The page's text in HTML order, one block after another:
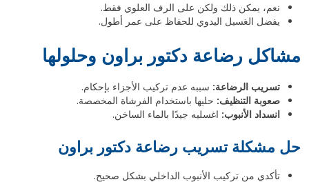
نعم، يمكن ذلك ولكن على الرف العلوي فقط.
يفضل الغسيل اليدوي للحفاظ على عمر أطول.
مشاكل رضاعة دكتور براون وحلولها
تسريب الرضاعة: سببه عدم تركيب الأجزاء بإحكام.
صعوبة التنظيف: حليها باستخدام الفرشاة المخصصة.
انسداد الأنبوب: اغسليه جيدًا بالماء الساخن.
حل مشكلة تسريب رضاعة دكتور براون
تأكدي من تركيب الأنبوب الداخلي بشكل صحيح.